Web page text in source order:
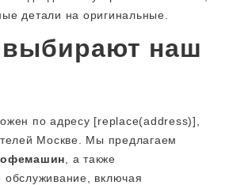
детали на оригинальные.
наш
по адресу [replace(address)],
Москве. Мы предлагаем
, а также
обслуживание, включая